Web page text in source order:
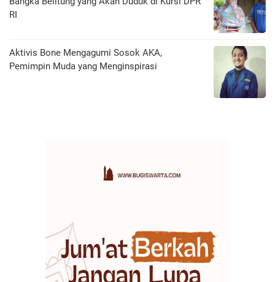
RI
Aktivis Bone Mengagumi Sosok AKA,
Pemimpin Muda yang Menginspirasi